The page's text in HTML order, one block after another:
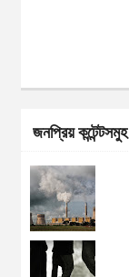
জনপ্রিয় কন্টেন্টসমুহ